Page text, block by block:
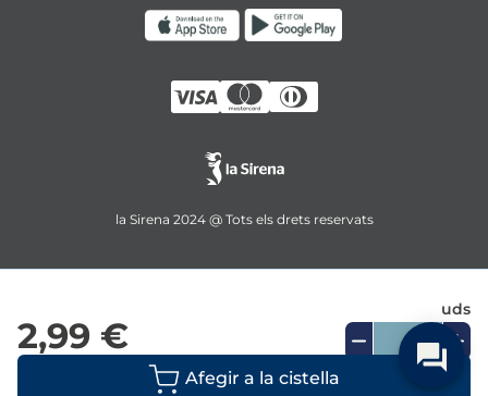
2,99 €
uds
la Sirena 2024 @ Tots els drets reservats